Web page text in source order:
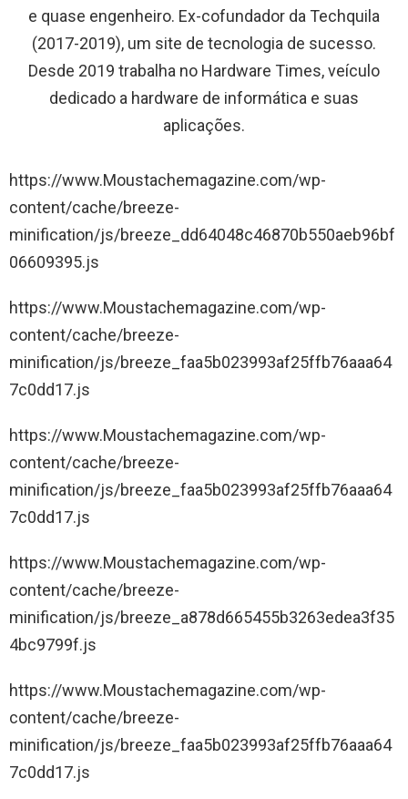
e quase engenheiro. Ex-cofundador da Techquila
(2017-2019), um site de tecnologia de sucesso.
Desde 2019 trabalha no Hardware Times, veículo
dedicado a hardware de informática e suas
aplicações.
B
o
t
ã
v
o
l
t
a
o
o
p
o
https://www.Moustachemagazine.com/wp-
content/cache/breeze-
minification/js/breeze_dd64048c46870b550aeb96bf
06609395.js
https://www.Moustachemagazine.com/wp-
content/cache/breeze-
minification/js/breeze_faa5b023993af25ffb76aaa64
7c0dd17.js
https://www.Moustachemagazine.com/wp-
content/cache/breeze-
minification/js/breeze_faa5b023993af25ffb76aaa64
7c0dd17.js
https://www.Moustachemagazine.com/wp-
content/cache/breeze-
minification/js/breeze_a878d665455b3263edea3f35
4bc9799f.js
https://www.Moustachemagazine.com/wp-
content/cache/breeze-
minification/js/breeze_faa5b023993af25ffb76aaa64
7c0dd17.js